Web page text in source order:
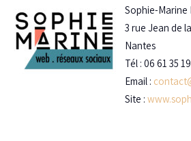
Sophie-Marine
3 rue Jean de
Nantes
Tél : 06 61 35
Email :
Site :